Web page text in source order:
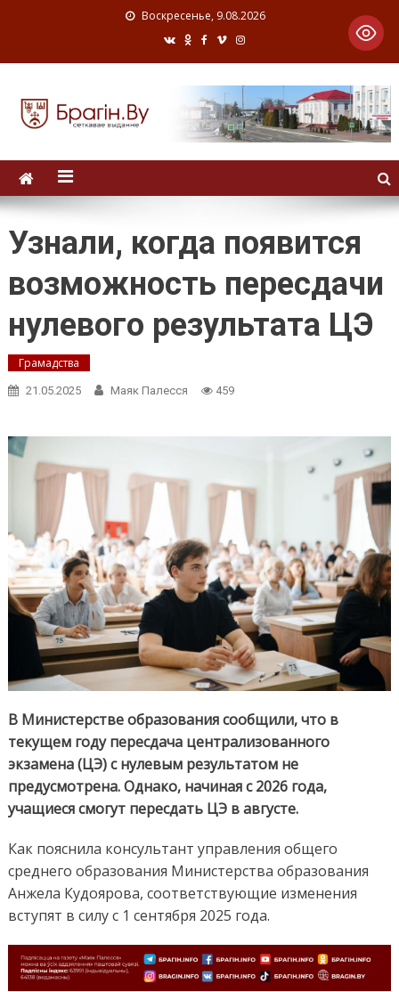
Воскресенье, 9.08.2026
Узнали, когда появится
возможность пересдачи
нулевого результата ЦЭ
Грамадства
21.05.2025 Маяк Палесся 459
В Министерстве образования сообщили, что в
текущем году пересдача централизованного
экзамена (ЦЭ) с нулевым результатом не
предусмотрена. Однако, начиная с 2026 года,
учащиеся смогут пересдать ЦЭ в августе.
Как пояснила консультант управления общего
среднего образования Министерства образования
Анжела Кудоярова, соответствующие изменения
вступят в силу с 1 сентября 2025 года.